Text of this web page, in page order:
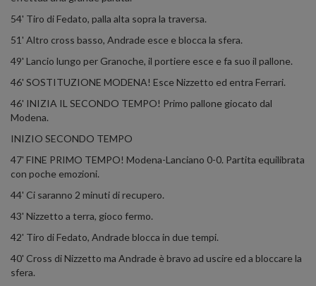
54' Tiro di Fedato, palla alta sopra la traversa.
51' Altro cross basso, Andrade esce e blocca la sfera.
49' Lancio lungo per Granoche, il portiere esce e fa suo il pallone.
46' SOSTITUZIONE MODENA! Esce Nizzetto ed entra Ferrari.
46' INIZIA IL SECONDO TEMPO! Primo pallone giocato dal
Modena.
INIZIO SECONDO TEMPO
47' FINE PRIMO TEMPO! Modena-Lanciano 0-0. Partita equilibrata
con poche emozioni.
44' Ci saranno 2 minuti di recupero.
43' Nizzetto a terra, gioco fermo.
42' Tiro di Fedato, Andrade blocca in due tempi.
40' Cross di Nizzetto ma Andrade è bravo ad uscire ed a bloccare la
sfera.